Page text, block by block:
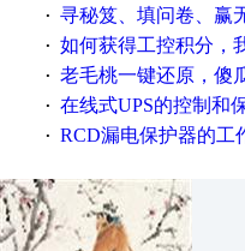
· 寻秘笈、填问卷、赢
· 如何获得工控积分，
· 老毛桃一键还原，傻瓜式操作一键轻松备份还原；程序为向导式安装，
· 在线式UPS的控制和
· RCD漏电保护器的工作原